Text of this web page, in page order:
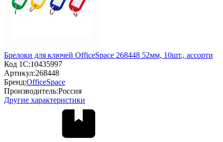
Брелоки для ключей OfficeSpace 268448 52мм, 10шт., ассорти
Код 1С:10435997
Артикул:268448
Бренд:OfficeSpace
Производитель:Россия
Другие характеристики